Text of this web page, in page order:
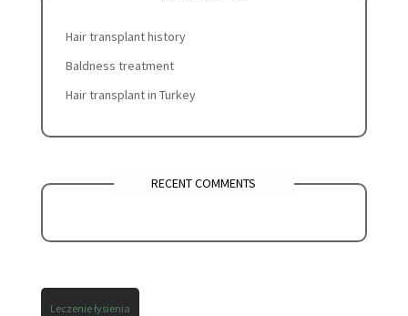
Hair transplant history
Baldness treatment
Hair transplant in Turkey
RECENT COMMENTS
Leczenie łysienia